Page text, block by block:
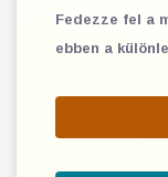
Fedezze fel a
ebben a